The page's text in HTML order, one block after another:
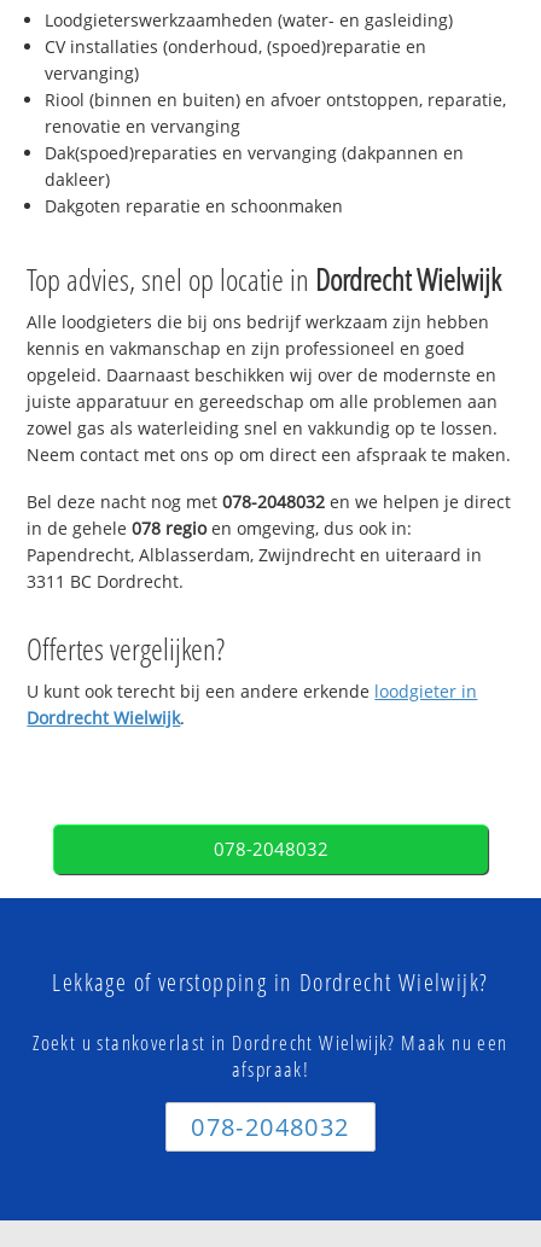
Loodgieterswerkzaamheden (water- en gasleiding)
CV installaties (onderhoud, (spoed)reparatie en
vervanging)
Riool (binnen en buiten) en afvoer ontstoppen, reparatie,
renovatie en vervanging
Dak(spoed)reparaties en vervanging (dakpannen en
dakleer)
Dakgoten reparatie en schoonmaken
Top advies, snel op locatie in Dordrecht Wielwijk
Alle loodgieters die bij ons bedrijf werkzaam zijn hebben
kennis en vakmanschap en zijn professioneel en goed
opgeleid. Daarnaast beschikken wij over de modernste en
juiste apparatuur en gereedschap om alle problemen aan
zowel gas als waterleiding snel en vakkundig op te lossen.
Neem contact met ons op om direct een afspraak te maken.
Bel deze nacht nog met078-2048032 en we helpen je direct
in de gehele078 regioen omgeving, dus ook in:
Papendrecht, Alblasserdam, Zwijndrecht en uiteraard in
3311 BC Dordrecht.
Offertes vergelijken?
U kunt ook terecht bij een andere erkende loodgieter in
Dordrecht Wielwijk.
078-2048032
Lekkage of verstopping in Dordrecht Wielwijk?
Zoekt u stankoverlast in Dordrecht Wielwijk? Maak nu een
afspraak!
078-2048032